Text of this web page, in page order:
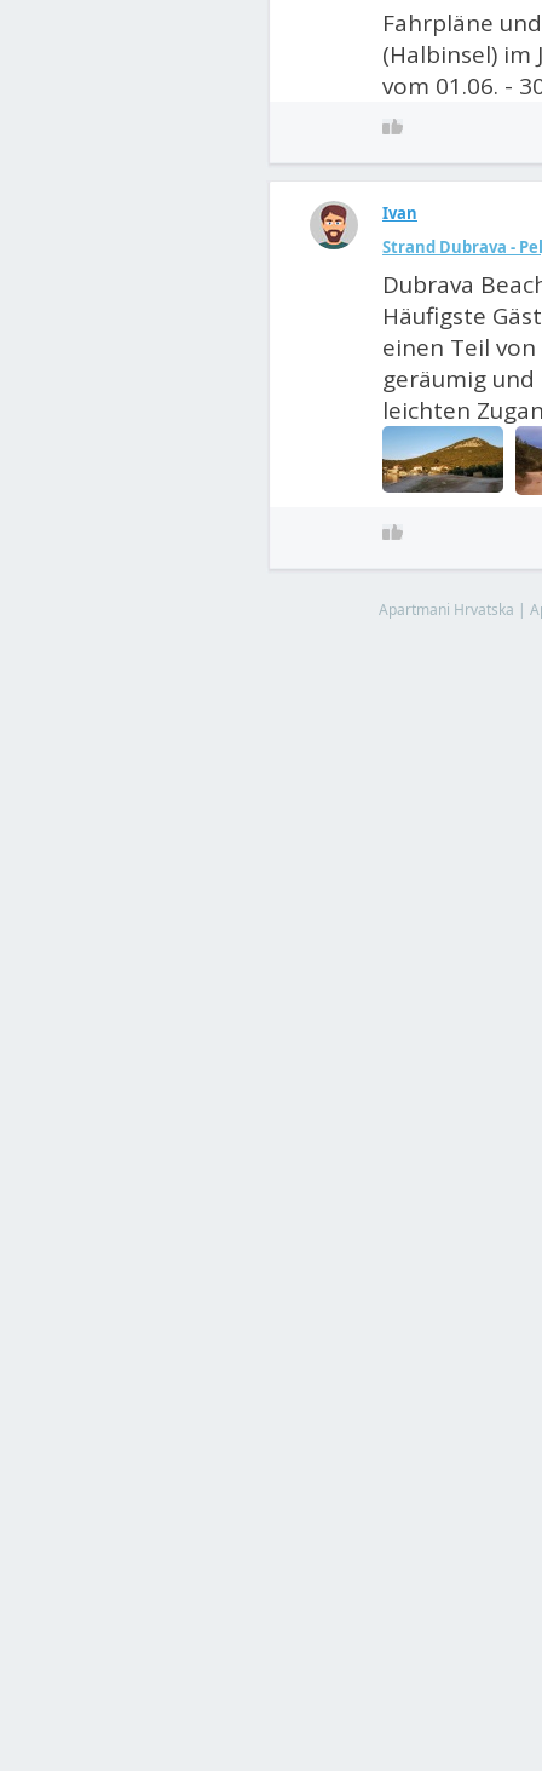
Fahrpläne
(Halbinsel) im
vom 01.06. -
Ivan
Strand Dubrava -
Dubrava
Häufigste
einen Teil
geräumig
leichten
Apartmani Hrvatska |